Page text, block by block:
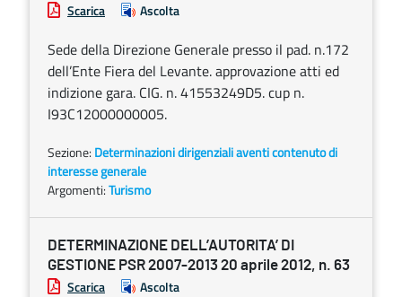
Scarica Ascolta
Sede della Direzione Generale presso il pad. n.172
dell’Ente Fiera del Levante. approvazione atti ed
indizione gara. CIG. n. 41553249D5. cup n.
I93C12000000005.
Sezione: Determinazioni dirigenziali aventi contenuto di
interesse generale
Argomenti:Turismo
DETERMINAZIONE DELL’AUTORITA’ DI
GESTIONE PSR 2007-2013 20 aprile 2012, n. 63
Scarica Ascolta